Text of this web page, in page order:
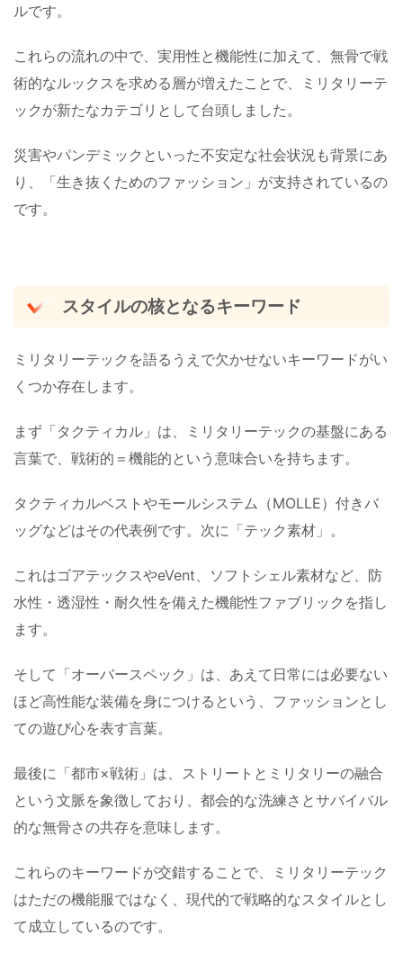
ルです。
これらの流れの中で、実用性と機能性に加えて、無骨で戦
術的なルックスを求める層が増えたことで、ミリタリーテ
ックが新たなカテゴリとして台頭しました。
災害やパンデミックといった不安定な社会状況も背景にあ
り、「生き抜くためのファッション」が支持されているの
です。
スタイルの核となるキーワード
ミリタリーテックを語るうえで欠かせないキーワードがい
くつか存在します。
まず「タクティカル」は、ミリタリーテックの基盤にある
言葉で、戦術的＝機能的という意味合いを持ちます。
タクティカルベストやモールシステム（MOLLE）付きバ
ッグなどはその代表例です。次に「テック素材」。
これはゴアテックスやeVent、ソフトシェル素材など、防
水性・透湿性・耐久性を備えた機能性ファブリックを指し
ます。
そして「オーバースペック」は、あえて日常には必要ない
ほど高性能な装備を身につけるという、ファッションとし
ての遊び心を表す言葉。
最後に「都市×戦術」は、ストリートとミリタリーの融合
という文脈を象徴しており、都会的な洗練さとサバイバル
的な無骨さの共存を意味します。
これらのキーワードが交錯することで、ミリタリーテック
はただの機能服ではなく、現代的で戦略的なスタイルとし
て成立しているのです。